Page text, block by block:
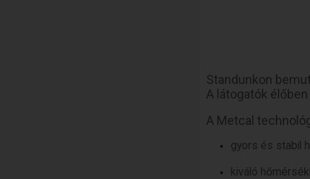
Standunkon
A látogatók
A Metcal
gyors és stabil
kiváló